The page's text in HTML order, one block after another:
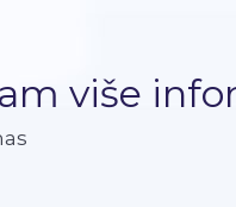
više